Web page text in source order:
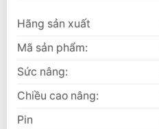
Hãng sản xuất
Mã sản phẩm:
Sức nâng:
Chiều cao nâng:
Pin